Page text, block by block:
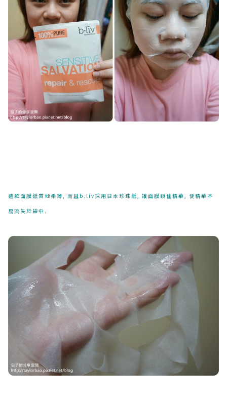
這款面膜紙質地柔薄, 而且b.liv採用日本珍珠紙, 讓面膜鎖住精華, 使精華不
易流失於袋中.